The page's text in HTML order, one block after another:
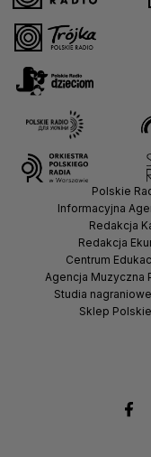
Polskie
Informacyjna
Redakcja
Redakcja
Centrum
Agencja Muzyczna
Studia
Sklep